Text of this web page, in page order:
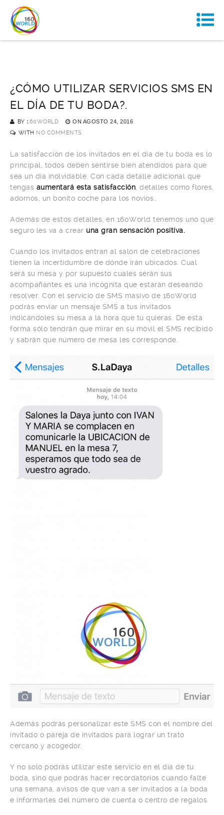
¿CÓMO UTILIZAR SERVICIOS SMS EN
EL DÍA DE TU BODA?.
BY 160WORLD ON AGOSTO 24, 2016
WITH NO COMMENTS
La satisfacción de los invitados en el día de tu boda es lo
principal, todos deben sentirse bien atendidos para que
sea un día inolvidable. Con cada detalle adicional que
tengas aumentará esta satisfacción , detalles como flores,
adornos, un bonito coche para los novios…
Además de estos detalles, en 160World tenemos uno que
seguro les va a crear una gran sensación positiva.
Cuando los invitados entran al salón de celebraciones
tienen la incertidumbre de dónde irán ubicados. Cual
será su mesa y por supuesto cuales serán sus
acompañantes es una incógnita que estarán deseando
resolver. Con el servicio de SMS masivo de 160World
podrás enviar un mensaje SMS a tus invitados
indicándoles su mesa a la hora que tú quieras. De esta
forma sólo tendrán que mirar en su móvil el SMS recibido
y sabrán que número de mesa les corresponde.
Además podrás personalizar este SMS con el nombre del
invitado o pareja de invitados para lograr un trato
cercano y acogedor.
Y no solo podrás utilizar este servicio en el día de tu
boda, sino que podrás hacer recordatorios cuando falte
una semana, avisos de que van a ser invitados a la boda
e informarles del número de cuenta o centro de regalos.